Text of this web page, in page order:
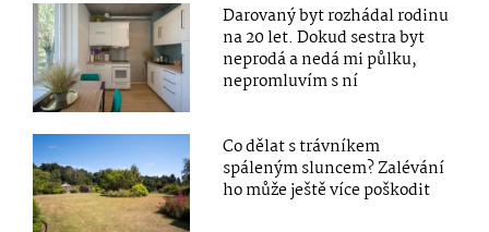
Darovaný byt rozhádal rodinu
na 20 let. Dokud sestra byt
neprodá a nedá mi půlku,
nepromluvím s ní
Co dělat s trávníkem
spáleným sluncem? Zalévání
ho může ještě více poškodit